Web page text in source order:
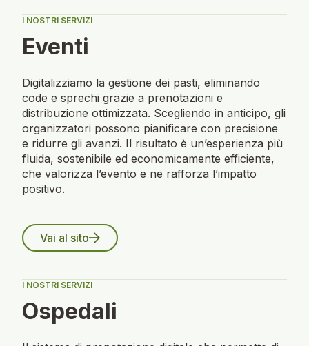
I NOSTRI SERVIZI
Eventi
Digitalizziamo la gestione dei pasti, eliminando
code e sprechi grazie a prenotazioni e
distribuzione ottimizzata. Scegliendo in anticipo, gli
organizzatori possono pianificare con precisione
e ridurre gli avanzi. Il risultato è un’esperienza più
fluida, sostenibile ed economicamente efficiente,
che valorizza l’evento e ne rafforza l’impatto
positivo.
Vai al sito
I NOSTRI SERVIZI
Ospedali